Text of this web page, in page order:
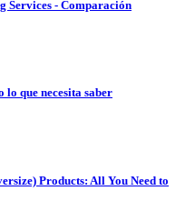
Services - Comparación
lo que necesita saber
Products: All You Need to